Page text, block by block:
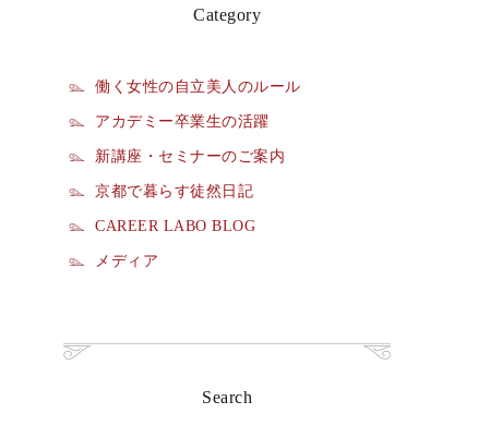
Category
働く女性の自立美人のルール
アカデミー卒業生の活躍
新講座・セミナーのご案内
京都で暮らす徒然日記
CAREER LABO BLOG
メディア
Search